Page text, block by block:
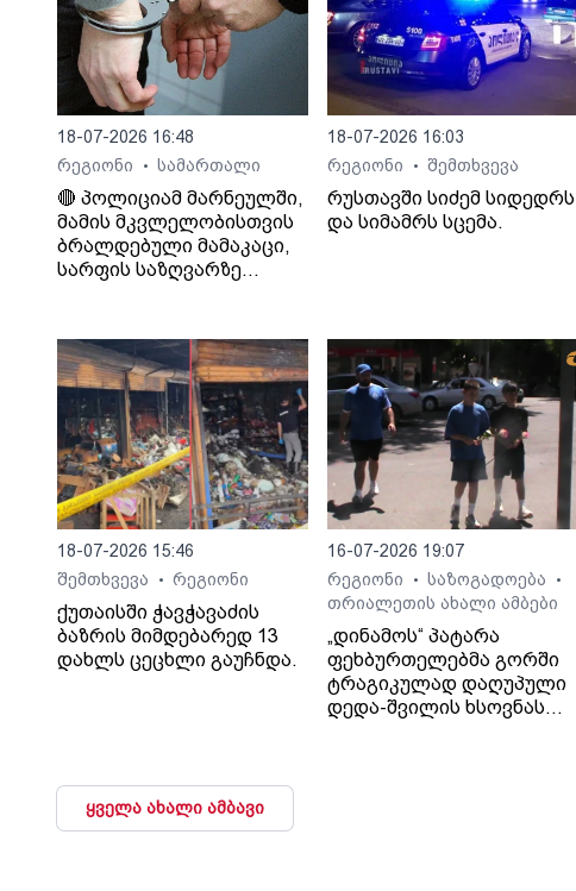
18-07-2026 16:48
რეგიონი
• სამართალი
🔴 პოლიციამ მარნეულში,
მამის მკვლელობისთვის
ბრალდებული მამაკაცი,
სარფის საზღვარზე
18-07-2026 16:03
რეგიონი
• შემთხვევა
რუსთავში სიძემ სიდედრს
და სიმამრს სცემა.
18-07-2026 15:46
შემთხვევა
• რეგიონი
ქუთაისში ჭავჭავაძის
ბაზრის მიმდებარედ 13
დახლს ცეცხლი გაუჩნდა.
16-07-2026 19:07
რეგიონი
• საზოგადოება •
თრიალეთის ახალი ამბები
„დინამოს“ პატარა
ფეხბურთელებმა გორში
ტრაგიკულად დაღუპული
დედა-შვილის ხსოვნას
ყველა ახალი ამბავი